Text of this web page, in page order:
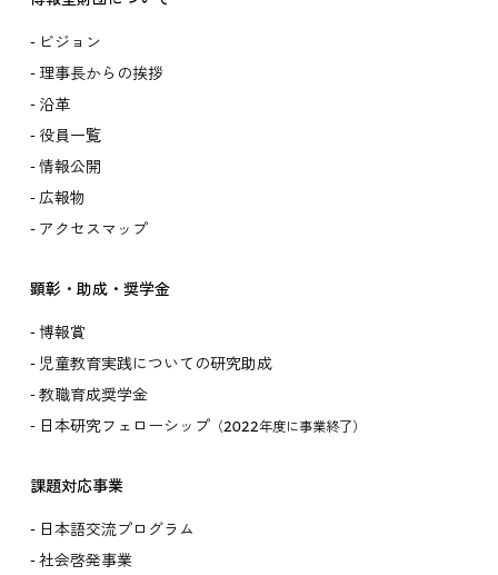
ビジョン
理事長からの挨拶
沿革
役員一覧
情報公開
広報物
アクセスマップ
顕彰・助成・奨学金
博報賞
児童教育実践についての研究助成
教職育成奨学金
日本研究フェローシップ（2022年度に事業終了）
課題対応事業
日本語交流プログラム
社会啓発事業